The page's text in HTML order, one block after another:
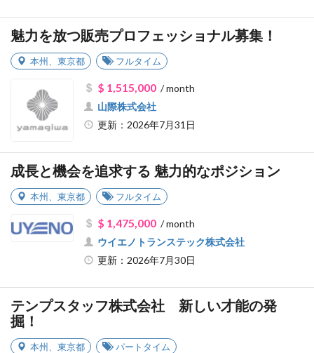
魅力を放つ販売プロフェッショナル募集！
本州 東京都 フルタイム
$ 1,515,000/ month
山際株式会社
更新：2026年7月31日
成長と機会を追求する 魅力的なポジション
本州 東京都 フルタイム
$ 1,475,000/ month
ウイエノトランステック株式会社
更新：2026年7月30日
テンプスタッフ株式会社 新しい才能の発
掘！
本州 東京都 パートタイム